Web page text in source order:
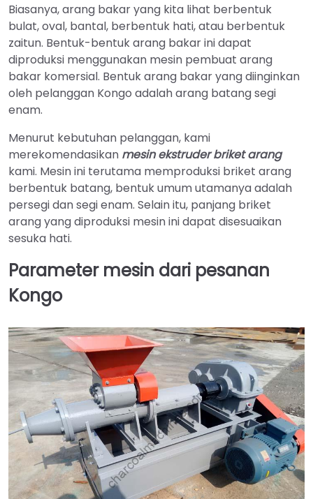
Biasanya, arang bakar yang kita lihat berbentuk
bulat, oval, bantal, berbentuk hati, atau berbentuk
zaitun. Bentuk-bentuk arang bakar ini dapat
diproduksi menggunakan mesin pembuat arang
bakar komersial. Bentuk arang bakar yang diinginkan
oleh pelanggan Kongo adalah arang batang segi
enam.
Menurut kebutuhan pelanggan, kami
merekomendasikan mesin ekstruder briket arang
kami. Mesin ini terutama memproduksi briket arang
berbentuk batang, bentuk umum utamanya adalah
persegi dan segi enam. Selain itu, panjang briket
arang yang diproduksi mesin ini dapat disesuaikan
sesuka hati.
Parameter mesin dari pesanan
Kongo